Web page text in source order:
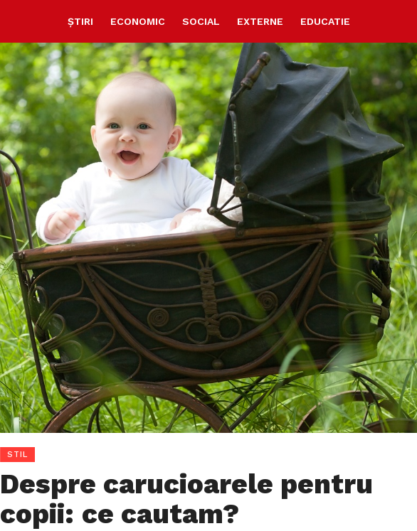
ȘTIRI ECONOMIC SOCIAL EXTERNE EDUCATIE
STIL
Despre carucioarele pentru
copii: ce cautam?